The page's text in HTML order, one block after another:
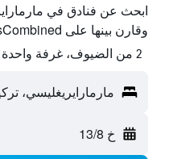
ابحث عن فنادق في
وقارن بينها على HotelsCombined ووفّر.
2 من الضيوف، غرفة واحدة
مارمارايريغليسي،
خ 13/8